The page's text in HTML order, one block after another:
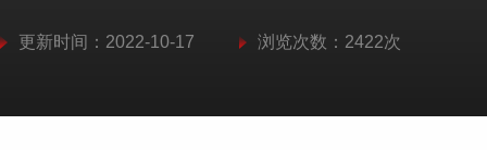
更新时间：2022-10-17 浏览次数：2422次